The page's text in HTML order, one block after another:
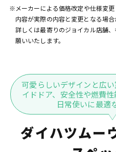
※メーカーによる価格改定や仕様変
内容が実際の内容と変更となる場合
詳しくは最寄りのジョイカル店舗
願いいたします。
可愛らしいデザインと広
イドドア、安全性や燃費
日常使いに最適
ダイハツムー